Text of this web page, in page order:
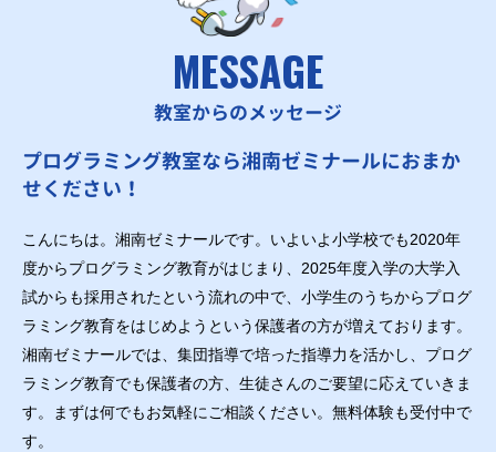
MESSAGE
教室からのメッセージ
プログラミング教室なら湘南ゼミナールにおまか
せください！
こんにちは。湘南ゼミナールです。いよいよ小学校でも2020年
度からプログラミング教育がはじまり、2025年度入学の大学入
試からも採用されたという流れの中で、小学生のうちからプログ
ラミング教育をはじめようという保護者の方が増えております。
湘南ゼミナールでは、集団指導で培った指導力を活かし、プログ
ラミング教育でも保護者の方、生徒さんのご要望に応えていきま
す。まずは何でもお気軽にご相談ください。無料体験も受付中で
す。